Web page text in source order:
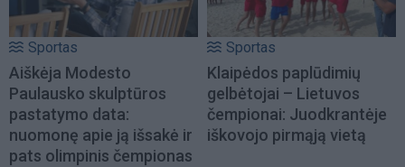
Sportas
Aiškėja Modesto
Paulausko skulptūros
pastatymo data:
nuomonę apie ją išsakė ir
pats olimpinis čempionas
Sportas
Klaipėdos paplūdimių
gelbėtojai – Lietuvos
čempionai: Juodkrantėje
iškovojo pirmąją vietą